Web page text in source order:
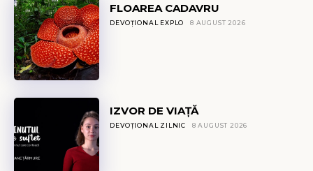
FLOAREA CADAVRU
DEVOȚIONAL EXPLO 8 AUGUST 2026
IZVOR DE VIAȚĂ
DEVOȚIONAL ZILNIC 8 AUGUST 2026